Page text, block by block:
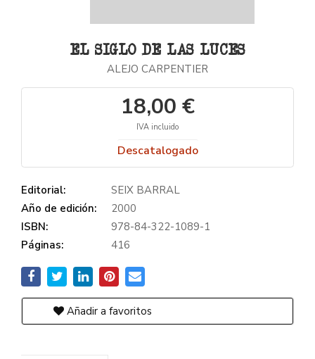
EL SIGLO DE LAS LUCES
ALEJO CARPENTIER
18,00 €
IVA incluido
Descatalogado
Editorial:
SEIX BARRAL
Año de edición:
2000
ISBN:
978-84-322-1089-1
Páginas:
416
Añadir a favoritos